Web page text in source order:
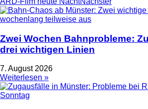
Zwei Wochen Bahnprobleme:
drei wichtigen Linien
7. August 2026
Weiterlesen »